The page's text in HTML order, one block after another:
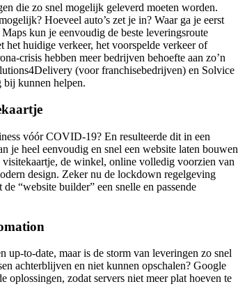
die zo snel mogelijk geleverd moeten worden.
Hoeveel auto’s zet je in? Waar ga je eerst
kun je eenvoudig de beste leveringsroute
het huidige verkeer, het voorspelde verkeer of
crisis hebben meer bedrijven behoefte aan zo’n
(voor franchisebedrijven) en Solvice
bij kunnen helpen.
vóór COVID-19? En resulteerde dit in een
je heel eenvoudig en snel een website laten bouwen
de winkel, online volledig voorzien van
design. Zeker nu de lockdown regelgeving
“website builder” een snelle en passende
up-to-date, maar is de storm van leveringen zo snel
achterblijven en niet kunnen opschalen? Google
oplossingen, zodat servers niet meer plat hoeven te